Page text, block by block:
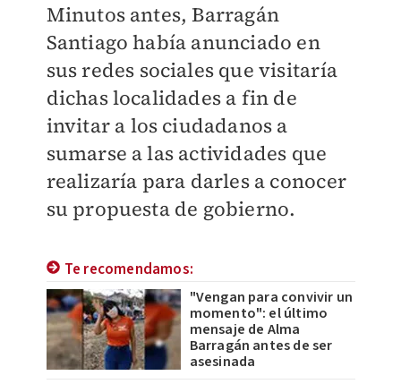
Minutos antes, Barragán
Santiago había anunciado en
sus redes sociales que visitaría
dichas localidades a fin de
invitar a los ciudadanos a
sumarse a las actividades que
realizaría para darles a conocer
su propuesta de gobierno.
Te recomendamos:
"Vengan para convivir un
momento": el último
mensaje de Alma
Barragán antes de ser
asesinada